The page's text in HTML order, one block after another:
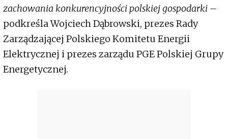
zachowania konkurencyjności polskiej gospodarki –
podkreśla Wojciech Dąbrowski, prezes Rady
Zarządzającej Polskiego Komitetu Energii
Elektrycznej i prezes zarządu PGE Polskiej Grupy
Energetycznej.